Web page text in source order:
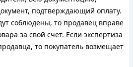
подтверждающий оплату.
соблюдены, то продавец вправе
за свой счет. Если экспертиза
то покупатель возмещает